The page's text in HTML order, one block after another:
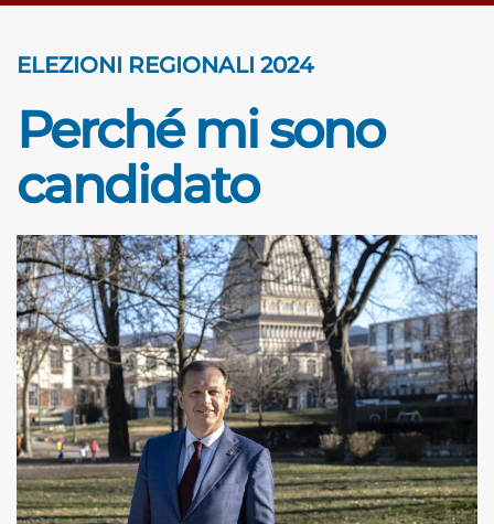
ELEZIONI REGIONALI 2024
Perché mi sono
candidato